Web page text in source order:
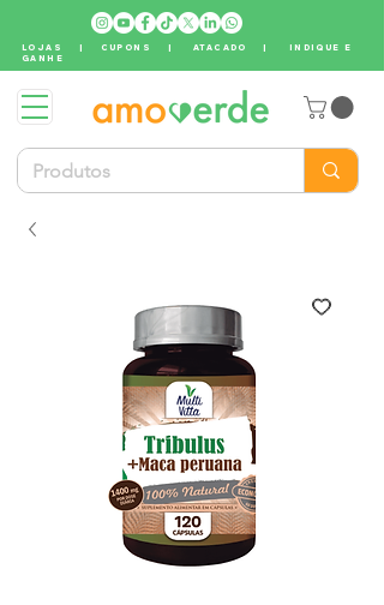
LOJAS | CUPONS |ATACADO | INDIQUE E
GANHE